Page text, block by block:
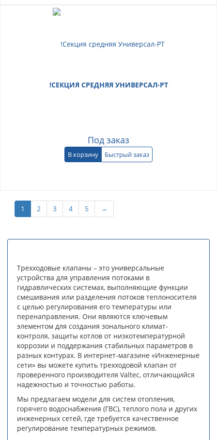
!СЕКЦИЯ СРЕДНЯЯ УНИВЕРСАЛ-РТ
Под заказ
В корзину Быстрый заказ
1 2 3 4 5 →
Трехходовые клапаны – это универсальные
устройства для управления потоками в
гидравлических системах, выполняющие функции
смешивания или разделения потоков теплоносителя
с целью регулирования его температуры или
перенаправления. Они являются ключевым
элементом для создания зонального климат-
контроля, защиты котлов от низкотемпературной
коррозии и поддержания стабильных параметров в
разных контурах. В интернет-магазине «Инженерные
сети» вы можете купить трехходовой клапан от
проверенного производителя Valtec, отличающийся
надежностью и точностью работы.
Мы предлагаем модели для систем отопления,
горячего водоснабжения (ГВС), теплого пола и других
инженерных сетей, где требуется качественное
регулирование температурных режимов.